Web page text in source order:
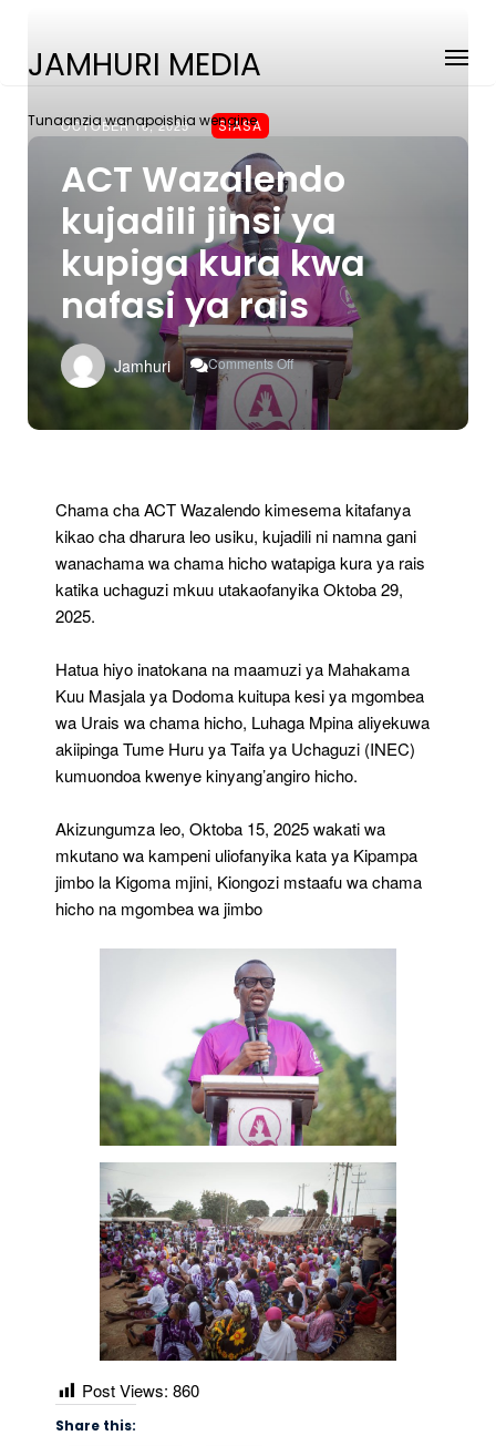
JAMHURI MEDIA
Tunaanzia wanapoishia wengine
OCTOBER 16, 2025 SIASA
ACT Wazalendo
kujadili jinsi ya
kupiga kura kwa
nafasi ya rais
Jamhuri Comments Off
On
Wazalendo
Kujadili
Kwa
Nafasi
Ya
Rais
Chama cha ACT Wazalendo kimesema kitafanya
kikao cha dharura leo usiku, kujadili ni namna gani
wanachama wa chama hicho watapiga kura ya rais
katika uchaguzi mkuu utakaofanyika Oktoba 29,
2025.
Hatua hiyo inatokana na maamuzi ya Mahakama
Kuu Masjala ya Dodoma kuitupa kesi ya mgombea
wa Urais wa chama hicho, Luhaga Mpina aliyekuwa
akiipinga Tume Huru ya Taifa ya Uchaguzi (INEC)
kumuondoa kwenye kinyang’angiro hicho.
Akizungumza leo, Oktoba 15, 2025 wakati wa
mkutano wa kampeni uliofanyika kata ya Kipampa
jimbo la Kigoma mjini, Kiongozi mstaafu wa chama
hicho na mgombea wa jimbo
Post Views: 860
Share this: